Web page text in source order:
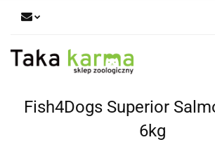
Zgody
Fish4Dogs Superior
6kg